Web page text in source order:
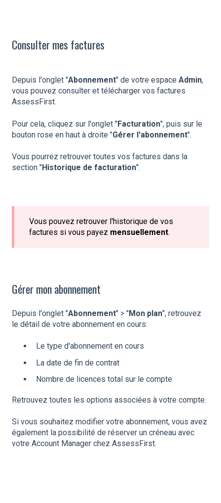
Consulter mes factures
Depuis l'onglet "Abonnement" de votre espace Admin,
vous pouvez consulter et télécharger vos factures
AssessFirst.
Pour cela, cliquez sur l'onglet "Facturation", puis sur le
bouton rose en haut à droite "Gérer l'abonnement".
Vous pourrez retrouver toutes vos factures dans la
section "Historique de facturation".
Vous pouvez retrouver l'historique de vos
factures si vous payez mensuellement.
Gérer mon abonnement
Depuis l'onglet "Abonnement" > "Mon plan", retrouvez
le détail de votre abonnement en cours:
Le type d'abonnement en cours
La date de fin de contrat
Nombre de licences total sur le compte
Retrouvez toutes les options associées à votre compte.
Si vous souhaitez modifier votre abonnement, vous avez
également la possibilité de réserver un créneau avec
votre Account Manager chez AssessFirst.